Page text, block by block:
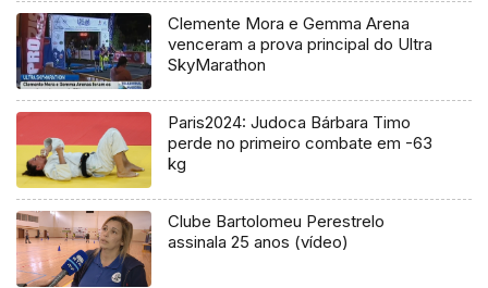
Clemente Mora e Gemma Arena
venceram a prova principal do Ultra
SkyMarathon
Paris2024: Judoca Bárbara Timo
perde no primeiro combate em -63
kg
Clube Bartolomeu Perestrelo
assinala 25 anos (vídeo)